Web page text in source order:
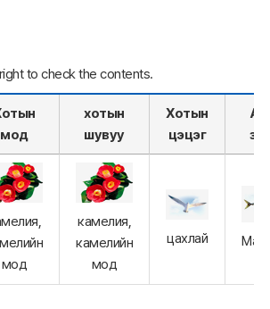
to check the contents.
мод
хотын
шувуу
Хотын
цэцэг
мод
камелия,
камелийн
мод
цахлай